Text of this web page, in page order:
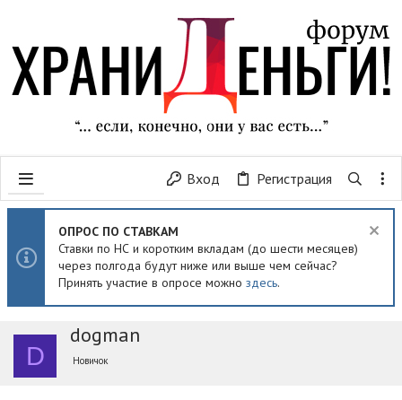
Вход Регистрация
ОПРОС ПО СТАВКАМ
Ставки по НС и коротким вкладам (до шести месяцев)
через полгода будут ниже или выше чем сейчас?
Принять участие в опросе можно здесь.
D
dogman
Новичок